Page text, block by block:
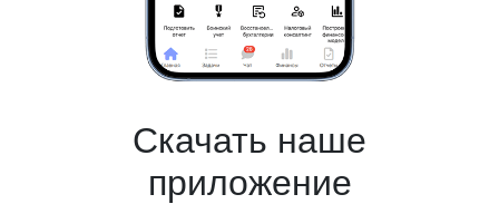
Скачать наше
приложение